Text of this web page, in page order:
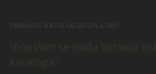
PRIMAJTE KATALOG BESPLATNO